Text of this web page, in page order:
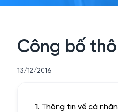
Công bố
13/12/2016
1. Thông tin về cá